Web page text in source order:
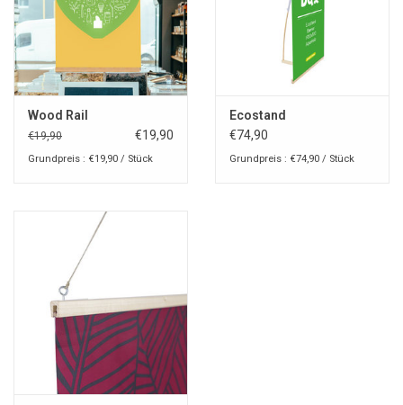
Wood Rail
€19,90 €19,90
Grundpreis : €19,90 / Stück
Ecostand
€74,90
Grundpreis : €74,90 / Stück